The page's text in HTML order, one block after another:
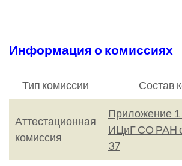
Информация о комиссиях
Тип комиссии Состав
Аттестационная
комиссия
Приложение 1
ИЦиГ СО РАН
37